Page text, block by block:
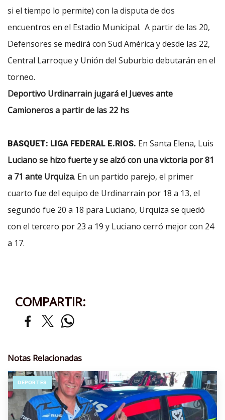
si el tiempo lo permite) con la disputa de dos
encuentros en el Estadio Municipal. A partir de las 20,
Defensores se medirá con Sud América y desde las 22,
Central Larroque y Unión del Suburbio debutarán en el
torneo.
Deportivo Urdinarrain jugará el Jueves ante
Camioneros a partir de las 22 hs
BASQUET: LIGA FEDERAL E.RIOS. En Santa Elena, Luis
Luciano se hizo fuerte y se alzó con una victoria por 81
a 71 ante Urquiza. En un partido parejo, el primer
cuarto fue del equipo de Urdinarrain por 18 a 13, el
segundo fue 20 a 18 para Luciano, Urquiza se quedó
con el tercero por 23 a 19 y Luciano cerró mejor con 24
a 17.
COMPARTIR:
Notas Relacionadas
DEPORTES